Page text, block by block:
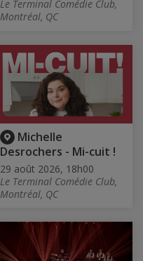
Le Terminal Comédie Club,
Montréal, QC
Michelle
Desrochers - Mi-cuit !
29 août 2026, 18h00
Le Terminal Comédie Club,
Montréal, QC